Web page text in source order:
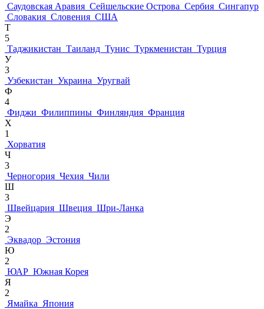
Саудовская Аравия Сейшельские Острова Сербия Сингапур
Словакия Словения США
Т
5
Таджикистан Таиланд Тунис Туркменистан Турция
У
3
Узбекистан Украина Уругвай
Ф
4
Фиджи Филиппины Финляндия Франция
Х
1
Хорватия
Ч
3
Черногория Чехия Чили
Ш
3
Швейцария Швеция Шри-Ланка
Э
2
Эквадор Эстония
Ю
2
ЮАР Южная Корея
Я
2
Ямайка Япония